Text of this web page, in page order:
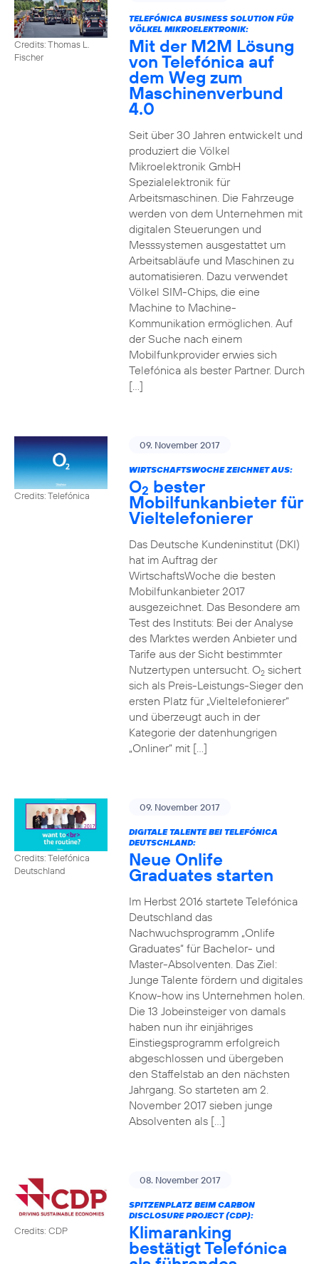
Credits: Thomas L.
Fischer
TELEFÓNICA BUSINESS SOLUTION FÜR
VÖLKEL MIKROELEKTRONIK:
Mit der M2M Lösung
von Telefónica auf
dem Weg zum
Maschinenverbund
4.0
Seit über 30 Jahren entwickelt und
produziert die Völkel
Mikroelektronik GmbH
Spezialelektronik für
Arbeitsmaschinen. Die Fahrzeuge
werden von dem Unternehmen mit
digitalen Steuerungen und
Messsystemen ausgestattet um
Arbeitsabläufe und Maschinen zu
automatisieren. Dazu verwendet
Völkel SIM-Chips, die eine
Machine to Machine-
Kommunikation ermöglichen. Auf
der Suche nach einem
Mobilfunkprovider erwies sich
Telefónica als bester Partner. Durch
[…]
Credits: Telefónica
09. November 2017
WIRTSCHAFTSWOCHE ZEICHNET AUS:
O2 bester
Mobilfunkanbieter für
Vieltelefonierer
Das Deutsche Kundeninstitut (DKI)
hat im Auftrag der
WirtschaftsWoche die besten
Mobilfunkanbieter 2017
ausgezeichnet. Das Besondere am
Test des Instituts: Bei der Analyse
des Marktes werden Anbieter und
Tarife aus der Sicht bestimmter
Nutzertypen untersucht. O2sichert
sich als Preis-Leistungs-Sieger den
ersten Platz für „Vieltelefonierer“
und überzeugt auch in der
Kategorie der datenhungrigen
„Onliner“ mit […]
Credits: Telefónica
Deutschland
09. November 2017
DIGITALE TALENTE BEI TELEFÓNICA
DEUTSCHLAND:
Neue Onlife
Graduates starten
Im Herbst 2016 startete Telefónica
Deutschland das
Nachwuchsprogramm „Onlife
Graduates“ für Bachelor- und
Master-Absolventen. Das Ziel:
Junge Talente fördern und digitales
Know-how ins Unternehmen holen.
Die 13 Jobeinsteiger von damals
haben nun ihr einjähriges
Einstiegsprogramm erfolgreich
abgeschlossen und übergeben
den Staffelstab an den nächsten
Jahrgang. So starteten am 2.
November 2017 sieben junge
Absolventen als […]
Credits: CDP
08. November 2017
SPITZENPLATZ BEIM CARBON
DISCLOSURE PROJECT (CDP):
Klimaranking
bestätigt Telefónica